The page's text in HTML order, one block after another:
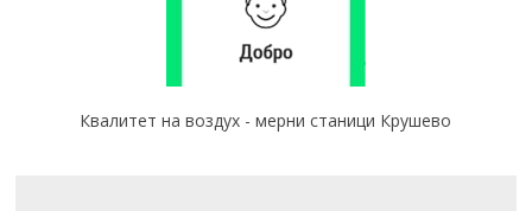
Квалитет на воздух - мерни станици Крушево